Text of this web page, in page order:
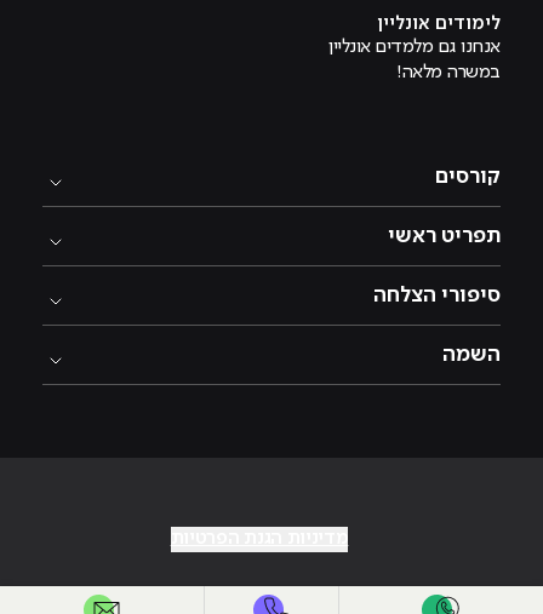
לימודים אונליין
אנחנו גם מלמדים אונליין
במשרה מלאה!
קורסים
תפריט ראשי
סיפורי הצלחה
השמה